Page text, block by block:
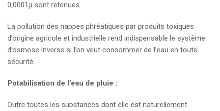
0,0001µ sont retenues.
La pollution des nappes phréatiques par produits toxiques
d’origine agricole et industrielle rend indispensable le système
d’osmose inverse si l’on veut consommer de l’eau en toute
sécurité.
Potabilisation de l’eau de pluie :
Outre toutes les substances dont elle est naturellement